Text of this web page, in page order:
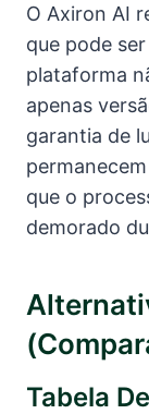
O Axiron AI
que pode
plataforma
apenas
garantia de
que o
demorado
Tabela